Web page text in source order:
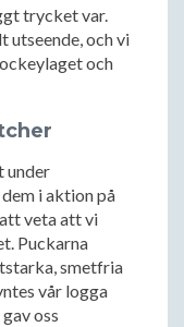
trycket var.
utseende, och vi
och
under
i aktion på
veta att vi
Puckarna
smetfria
vår logga
oss